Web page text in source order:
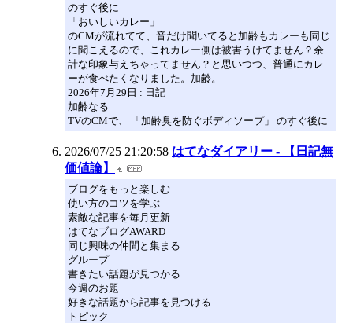
のすぐ後に
「おいしいカレー」
のCMが流れてて、音だけ聞いてると加齢もカレーも同じ
に聞こえるので、これカレー側は被害うけてません？余
計な印象与えちゃってません？と思いつつ、普通にカレ
ーが食べたくなりました。加齢。
2026年7月29日 : 日記
加齢なる
TVのCMで、 「加齢臭を防ぐボディソープ」 のすぐ後に
2026/07/25 21:20:58 はてなダイアリー - 【日記無
価値論】
ブログをもっと楽しむ
使い方のコツを学ぶ
素敵な記事を毎月更新
はてなブログAWARD
同じ興味の仲間と集まる
グループ
書きたい話題が見つかる
今週のお題
好きな話題から記事を見つける
トピック